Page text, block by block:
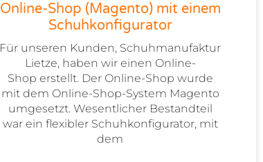
Online-Shop (Magento) mit einem
Schuhkonfigurator
Für unseren Kunden, Schuhmanufaktur
Lietze, haben wir einen Online-
Shop erstellt. Der Online-Shop wurde
mit dem Online-Shop-System Magento
umgesetzt. We­sent­licher Bestandteil
war ein flexibler Schuh­konfigurator, mit
dem